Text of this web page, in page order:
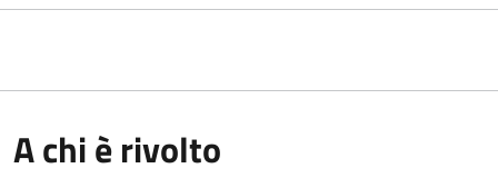
A chi è rivolto